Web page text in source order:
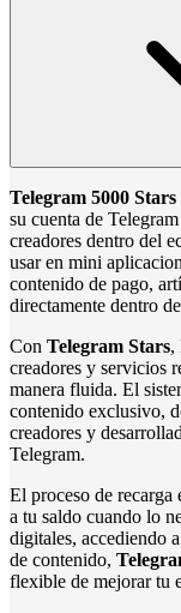
Telegram 5000 Stars
su cuenta de
creadores dentro del
usar en mini
contenido de pago,
directamente dentro
Con Telegram Stars,
creadores y servicios
manera fluida. El
contenido exclusivo,
creadores y
Telegram.
El proceso de
a tu saldo cuando lo
digitales, accediendo
de contenido,
flexible de mejorar tu